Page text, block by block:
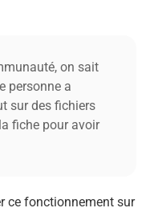
on sait
personne a
sur des fichiers
fiche pour avoir
ce fonctionnement sur